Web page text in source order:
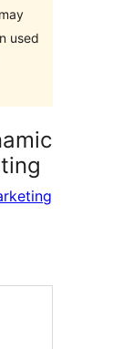
used